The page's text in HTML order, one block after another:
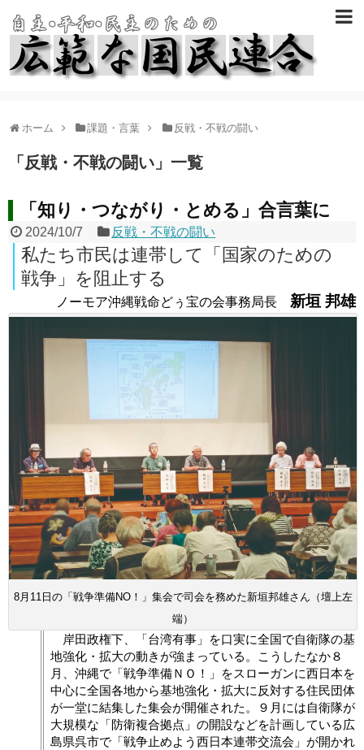
ホーム 課題・言葉 反戦・不戦の闘い
「 反戦・不戦の闘い 」 一覧
「知り・つながり・とめる」合言葉に
2024/10/7 反戦・不戦の闘い
私たち市民は連帯して「国家のための
戦争」を阻止する
ノーモア沖縄戦命どぅ宝の会事務局長 新垣 邦雄
8月11日の「戦争準備NO！」集会で司会を務めた新垣邦雄さん（壇上左
端）
岸田政権下、「台湾有事」を口実に全国で自衛隊の基
地強化・拡大の動きが強まっている。こうしたなか８
月、沖縄で「戦争準備ＮＯ！」をスローガンに西日本を
中心に全国各地から基地強化・拡大に反対する住民団体
が一堂に結集した集会が開催された。９月には自衛隊が
大規模な「防衛複合拠点」の開設などを計画している広
島県呉市で「戦争止めよう西日本連帯交流会」が開かれ